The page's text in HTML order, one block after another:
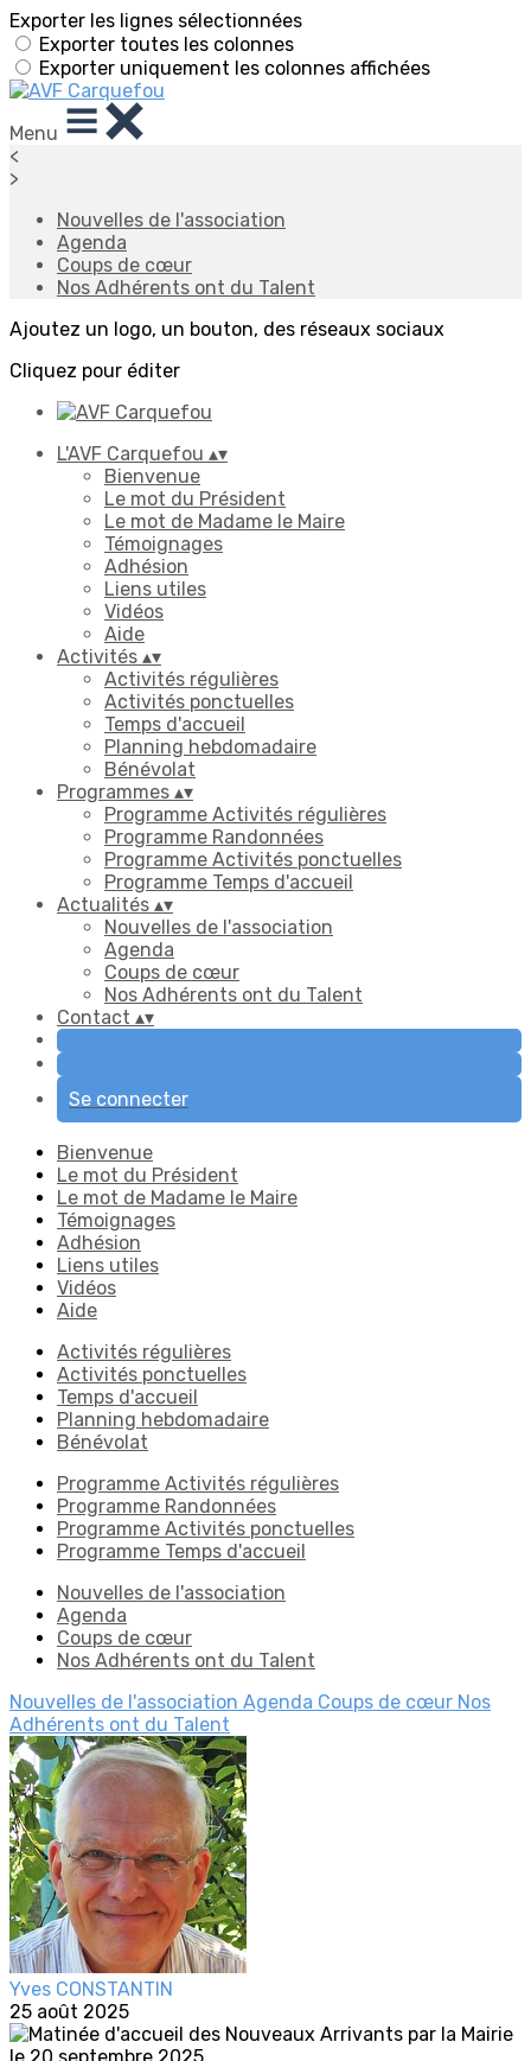
Exporter les lignes sélectionnées
Exporter toutes les colonnes
Exporter uniquement les colonnes affichées
Menu
<
>
Nouvelles de l'association
Agenda
Coups de cœur
Nos Adhérents ont du Talent
Ajoutez un logo, un bouton, des réseaux sociaux
Cliquez pour éditer
L'AVF Carquefou ▴▾
Bienvenue
Le mot du Président
Le mot de Madame le Maire
Témoignages
Adhésion
Liens utiles
Vidéos
Aide
Activités ▴▾
Activités régulières
Activités ponctuelles
Temps d'accueil
Planning hebdomadaire
Bénévolat
Programmes ▴▾
Programme Activités régulières
Programme Randonnées
Programme Activités ponctuelles
Programme Temps d'accueil
Actualités ▴▾
Nouvelles de l'association
Agenda
Coups de cœur
Nos Adhérents ont du Talent
Contact ▴▾
Se connecter
Bienvenue
Le mot du Président
Le mot de Madame le Maire
Témoignages
Adhésion
Liens utiles
Vidéos
Aide
Activités régulières
Activités ponctuelles
Temps d'accueil
Planning hebdomadaire
Bénévolat
Programme Activités régulières
Programme Randonnées
Programme Activités ponctuelles
Programme Temps d'accueil
Nouvelles de l'association
Agenda
Coups de cœur
Nos Adhérents ont du Talent
Nouvelles de l'association Agenda Coups de cœur Nos
Adhérents ont du Talent
Yves CONSTANTIN
25 août 2025